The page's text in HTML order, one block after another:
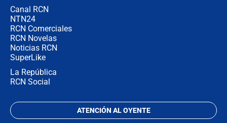
Canal RCN
NTN24
RCN Comerciales
RCN Novelas
Noticias RCN
SuperLike
La República
RCN Social
ATENCIÓN AL OYENTE